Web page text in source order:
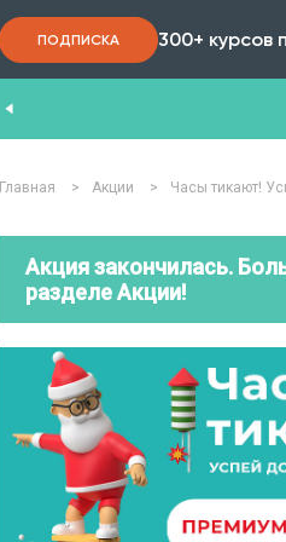
ПОДПИСКА 300+ курсов
Главная > Акции > Часы тикают!
Акция закончилась.
разделе Акции!